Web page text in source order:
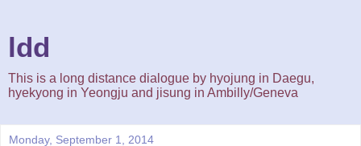
ldd
This is a long distance dialogue by hyojung in Daegu,
hyekyong in Yeongju and jisung in Ambilly/Geneva
Monday, September 1, 2014